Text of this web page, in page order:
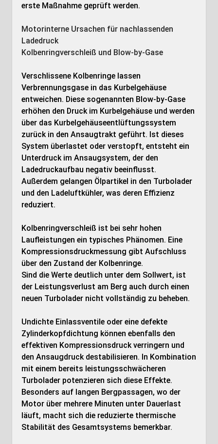
erste Maßnahme geprüft werden.
Motorinterne Ursachen für nachlassenden
Ladedruck
Kolbenringverschleiß und Blow-by-Gase
Verschlissene Kolbenringe lassen
Verbrennungsgase in das Kurbelgehäuse
entweichen. Diese sogenannten Blow-by-Gase
erhöhen den Druck im Kurbelgehäuse und werden
über das Kurbelgehäuseentlüftungssystem
zurück in den Ansaugtrakt geführt. Ist dieses
System überlastet oder verstopft, entsteht ein
Unterdruck im Ansaugsystem, der den
Ladedruckaufbau negativ beeinflusst.
Außerdem gelangen Ölpartikel in den Turbolader
und den Ladeluftkühler, was deren Effizienz
reduziert.
Kolbenringverschleiß ist bei sehr hohen
Laufleistungen ein typisches Phänomen. Eine
Kompressionsdruckmessung gibt Aufschluss
über den Zustand der Kolbenringe.
Sind die Werte deutlich unter dem Sollwert, ist
der Leistungsverlust am Berg auch durch einen
neuen Turbolader nicht vollständig zu beheben.
Undichte Einlassventile oder eine defekte
Zylinderkopfdichtung können ebenfalls den
effektiven Kompressionsdruck verringern und
den Ansaugdruck destabilisieren. In Kombination
mit einem bereits leistungsschwächeren
Turbolader potenzieren sich diese Effekte.
Besonders auf langen Bergpassagen, wo der
Motor über mehrere Minuten unter Dauerlast
läuft, macht sich die reduzierte thermische
Stabilität des Gesamtsystems bemerkbar.